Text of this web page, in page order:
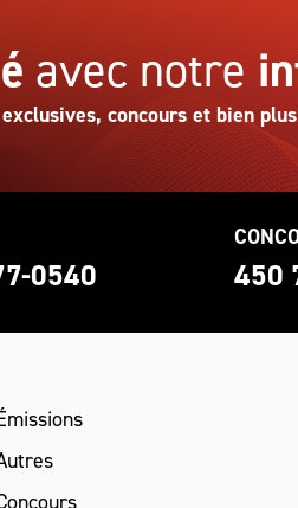
avec notre
concours et bien
0540 450